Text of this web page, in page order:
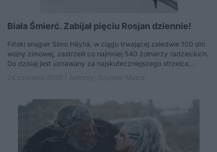
Biała Śmierć. Zabijał pięciu Rosjan dziennie!
Fiński snajper Simo Häyhä, w ciągu trwającej zaledwie 100 dni
wojny zimowej, zastrzelił co najmniej 540 żołnierzy radzieckich.
Do dzisiaj jest uznawany za najskuteczniejszego strzelca...